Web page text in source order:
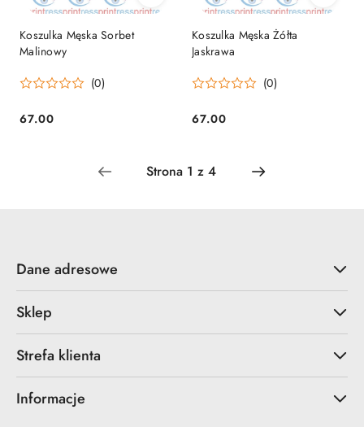
Koszulka Męska Sorbet
Malinowy
(0)
Cena:
67.00
Koszulka Męska Żółta
Jaskrawa
(0)
Cena:
67.00
Dane adresowe
Sklep
Strefa klienta
Informacje